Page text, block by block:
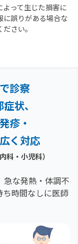
って生じた損害に
に誤りがある場合な
さい。
診察
状、
発疹・
く対応
科・小児科）
急な発熱・体調不
ち時間なしに医師